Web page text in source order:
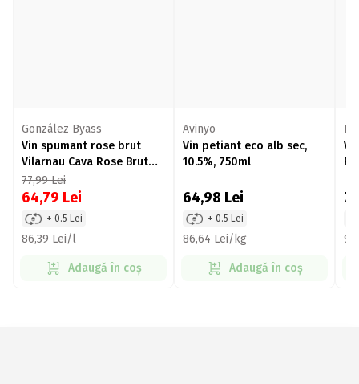
González Byass
Vin spumant rose brut
Vilarnau Cava Rose Brut
Reserva, 8%, 750ml
77,99Lei
64,79 Lei
+ 0.5 Lei
86,39 Lei/l
Adaugă în coș
Avinyo
Vin petiant eco alb sec,
10.5%, 750ml
64,98 Lei
+ 0.5 Lei
86,64 Lei/kg
Adaugă în coș